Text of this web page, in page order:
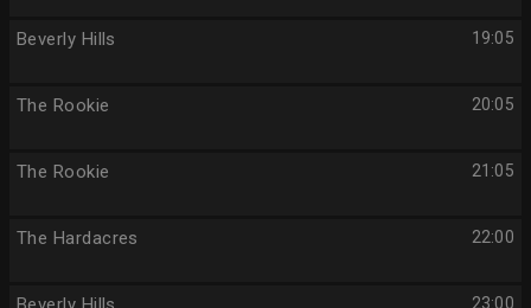
19:05
Beverly Hills
20:05
The Rookie
21:05
The Rookie
22:00
The Hardacres
23:00